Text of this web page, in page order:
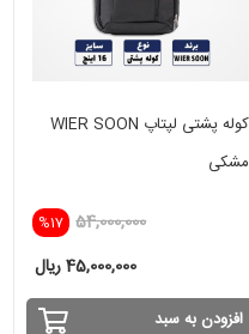
کوله پشتی لپتاپ WIER SOON
مشکی
%17 54,000,000
45,000,000 ریال
افزودن به سبد